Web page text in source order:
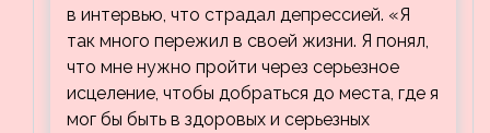
в интервью, что страдал депрессией. «Я
так много пережил в своей жизни. Я понял,
что мне нужно пройти через серьезное
исцеление, чтобы добраться до места, где я
мог бы быть в здоровых и серьезных